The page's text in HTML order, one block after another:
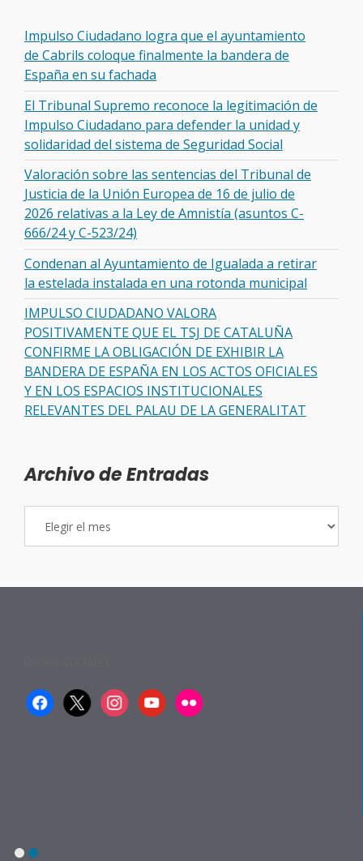
Impulso Ciudadano logra que el ayuntamiento
de Cabrils coloque finalmente la bandera de
España en su fachada
El Tribunal Supremo reconoce la legitimación de
Impulso Ciudadano para defender la unidad y
solidaridad del sistema de Seguridad Social
Valoración sobre las sentencias del Tribunal de
Justicia de la Unión Europea de 16 de julio de
2026 relativas a la Ley de Amnistía (asuntos C-
666/24 y C-523/24)
Condenan al Ayuntamiento de Igualada a retirar
la estelada instalada en una rotonda municipal
IMPULSO CIUDADANO VALORA
POSITIVAMENTE QUE EL TSJ DE CATALUÑA
CONFIRME LA OBLIGACIÓN DE EXHIBIR LA
BANDERA DE ESPAÑA EN LOS ACTOS OFICIALES
Y EN LOS ESPACIOS INSTITUCIONALES
RELEVANTES DEL PALAU DE LA GENERALITAT
Archivo de Entradas
facebook
x instagramyoutubeflickr